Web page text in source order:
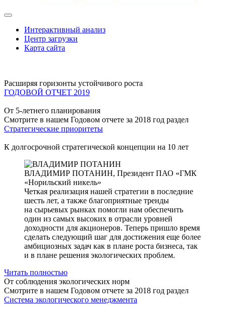
Интерактивный анализ
Центр загрузки
Карта сайта
Расширяя горизонты устойчивого роста
ГОДОВОЙ ОТЧЕТ 2019
От 5-летнего планирования
Смотрите в нашем Годовом отчете за 2018 год раздел
Стратегические приоритеты
К долгосрочной стратегической концепции на 10 лет
ВЛАДИМИР ПОТАНИН, Президент ПАО «ГМК
«Норильский никель»
Четкая реализация нашей стратегии в последние
шесть лет, а также благоприятные тренды
на сырьевых рынках помогли нам обеспечить
один из самых высоких в отрасли уровней
доходности для акционеров. Теперь пришло время
сделать следующий шаг для достижения еще более
амбициозных задач как в плане роста бизнеса, так
и в плане решения экологических проблем.
Читать полностью
От соблюдения экологических норм
Смотрите в нашем Годовом отчете за 2018 год раздел
Система экологического менеджмента